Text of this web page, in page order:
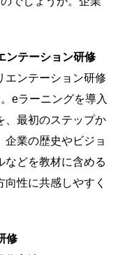
ンテーション研修
エンテーション研修
eラーニングを導入
、最初のステップか
企業の歴史やビジョ
などを教材に含める
性に共感しやすく
修